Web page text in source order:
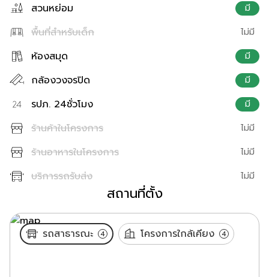
สวนหย่อม มี
พื้นที่สำหรับเด็ก ไม่มี
ห้องสมุด มี
กล้องวงจรปิด มี
รปภ. 24ชั่วโมง มี
ร้านค้าในโครงการ ไม่มี
ร้านอาหารในโครงการ ไม่มี
บริการรถรับส่ง ไม่มี
สถานที่ตั้ง
รถสาธารณะ 4 โครงการใกล้เคียง 4